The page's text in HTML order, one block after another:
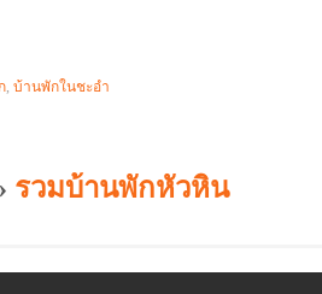
บ้านพักในชะอำ
รวมบ้านพักหัวหิน